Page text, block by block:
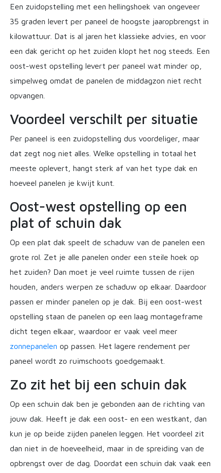
Een zuidopstelling met een hellingshoek van ongeveer
35 graden levert per paneel de hoogste jaaropbrengst in
kilowattuur. Dat is al jaren het klassieke advies, en voor
een dak gericht op het zuiden klopt het nog steeds. Een
oost-west opstelling levert per paneel wat minder op,
simpelweg omdat de panelen de middagzon niet recht
opvangen.
Voordeel verschilt per situatie
Per paneel is een zuidopstelling dus voordeliger, maar
dat zegt nog niet alles. Welke opstelling in totaal het
meeste oplevert, hangt sterk af van het type dak en
hoeveel panelen je kwijt kunt.
Oost-west opstelling op een
plat of schuin dak
Op een plat dak speelt de schaduw van de panelen een
grote rol. Zet je alle panelen onder een steile hoek op
het zuiden? Dan moet je veel ruimte tussen de rijen
houden, anders werpen ze schaduw op elkaar. Daardoor
passen er minder panelen op je dak. Bij een oost-west
opstelling staan de panelen op een laag montageframe
dicht tegen elkaar, waardoor er vaak veel meer
zonnepanelen op passen. Het lagere rendement per
paneel wordt zo ruimschoots goedgemaakt.
Zo zit het bij een schuin dak
Op een schuin dak ben je gebonden aan de richting van
jouw dak. Heeft je dak een oost- en een westkant, dan
kun je op beide zijden panelen leggen. Het voordeel zit
dan niet in de hoeveelheid, maar in de spreiding van de
opbrengst over de dag. Doordat een schuin dak vaak een